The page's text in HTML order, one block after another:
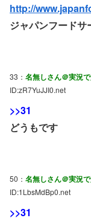
http://
ジャパンフードサ
33： 名無しさん＠実況
ID:zR7YuJJI0.net
>>31
どうもです
50： 名無しさん＠実況
ID:1LbsMdBp0.net
>>31